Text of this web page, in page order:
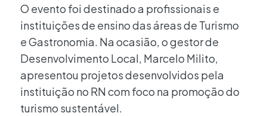
O evento foi destinado a profissionais e
instituições de ensino das áreas de Turismo
e Gastronomia. Na ocasião, o gestor de
Desenvolvimento Local, Marcelo Milito,
apresentou projetos desenvolvidos pela
instituição no RN com foco na promoção do
turismo sustentável.